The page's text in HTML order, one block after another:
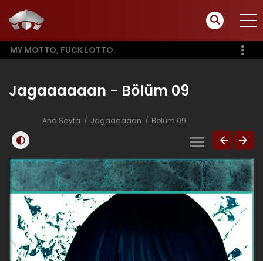
MY MOTTO, FUCK LOTTO.
Jagaaaaaan - Bölüm 09
Ana Sayfa Jagaaaaaan Bölüm 09